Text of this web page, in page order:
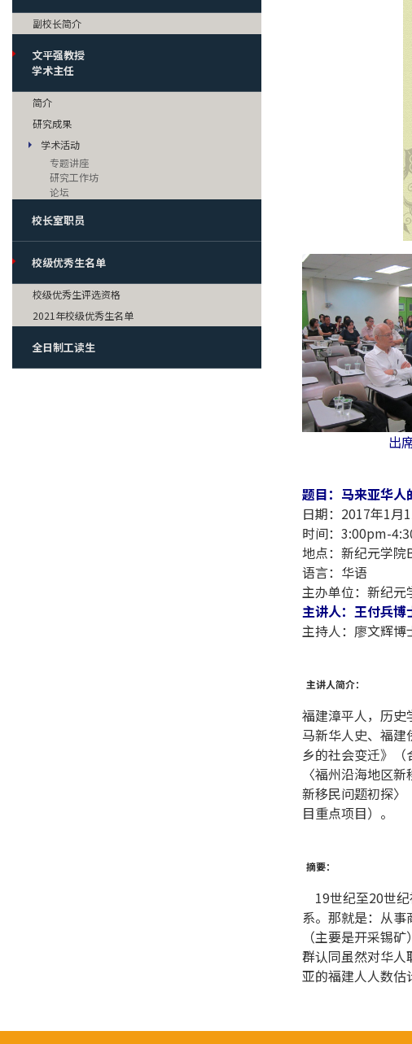
副校长简介
文平强教授
学术主任
简介
研究成果
学术活动
专题讲座
研究工作坊
论坛
校长室职员
校级优秀生名单
校级优秀生评选资格
2021年校级优秀生名单
全日制工读生
出
题目：马来亚华人
日期：2017年1月
时间：3:00pm-
地点：新纪元学院
语言：华语
主办单位：新纪元
主讲人：王付兵博
主持人：廖文辉博
主讲人简介：
福建漳平人，历史
马新华人史、福
乡的社会变迁》
〈福州沿海地区
新移民问题初探
目重点项目）。
摘要：
19世纪至20世纪
系。那就是：从
（主要是开采锡
群认同虽然对华人
亚的福建人人数估